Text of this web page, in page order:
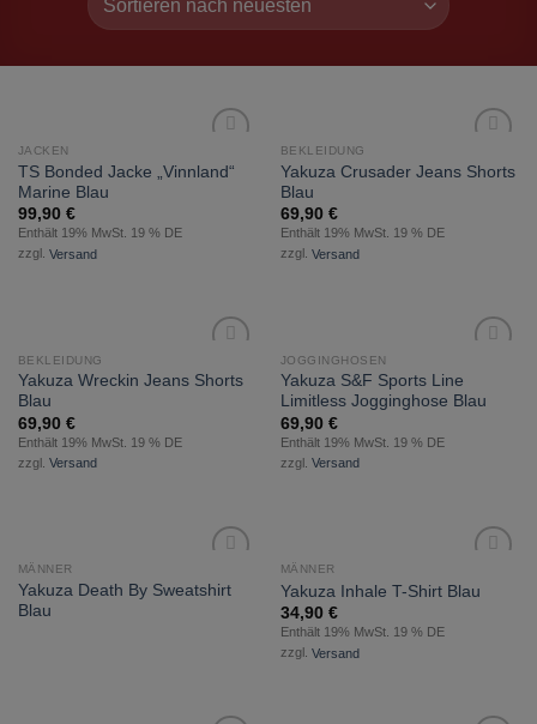
Wunschliste
JACKEN
TS Bonded Jacke „Vinnland“
Marine Blau
99,90 €
Enthält 19% MwSt. 19 % DE
zzgl. Versand
Wunschliste
BEKLEIDUNG
Yakuza Crusader Jeans Shorts
Blau
69,90 €
Enthält 19% MwSt. 19 % DE
zzgl. Versand
zur
Wunschliste
BEKLEIDUNG
Yakuza Wreckin Jeans Shorts
Blau
69,90 €
Enthält 19% MwSt. 19 % DE
zzgl. Versand
Wunschliste
hinzufügen
JOGGINGHOSEN
Yakuza S&F Sports Line
Limitless Jogginghose Blau
69,90 €
Enthält 19% MwSt. 19 % DE
zzgl. Versand
Wunschliste
MÄNNER
Yakuza Death By Sweatshirt
Blau
Wunschliste
MÄNNER
Yakuza Inhale T-Shirt Blau
34,90 €
Enthält 19% MwSt. 19 % DE
zzgl. Versand